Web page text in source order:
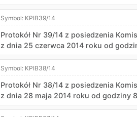
Symbol: KPIB39/14
Protokół Nr 39/14 z posiedzenia
z dnia 25 czerwca 2014 roku od
Symbol: KPIB38/14
Protokół Nr 38/14 z posiedzenia
z dnia 28 maja 2014 roku od godziny